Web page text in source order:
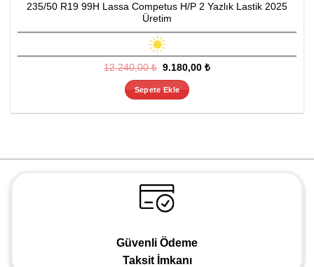
235/50 R19 99H Lassa Competus H/P 2 Yazlık Lastik 2025
Üretim
12.240,00₺ Orijinal
12.240,00 ₺.
9.180,00₺Şu
Sepete Ekle
Güvenli Ödeme
Taksit İmkanı